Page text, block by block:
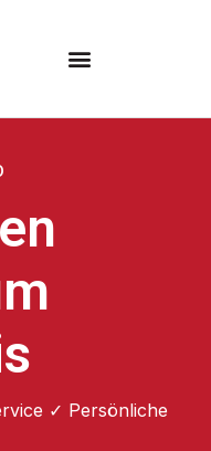
✓ Persönliche